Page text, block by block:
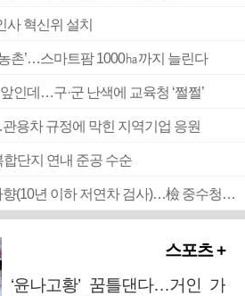
사 혁신위 설치
촌’…스마트팜 1000㏊까지 늘린다
인데…구·군 난색에 교육청 ‘쩔쩔’
용차 규정에 막힌 지역기업 응원
단지 연내 준공 수순
■ 검사 신분 버리고 직급하향(10년 이하 저연차 검사)…檢 중수청행 기피
스포츠 +
‘윤나고황’ 꿈틀댄다…거인 가